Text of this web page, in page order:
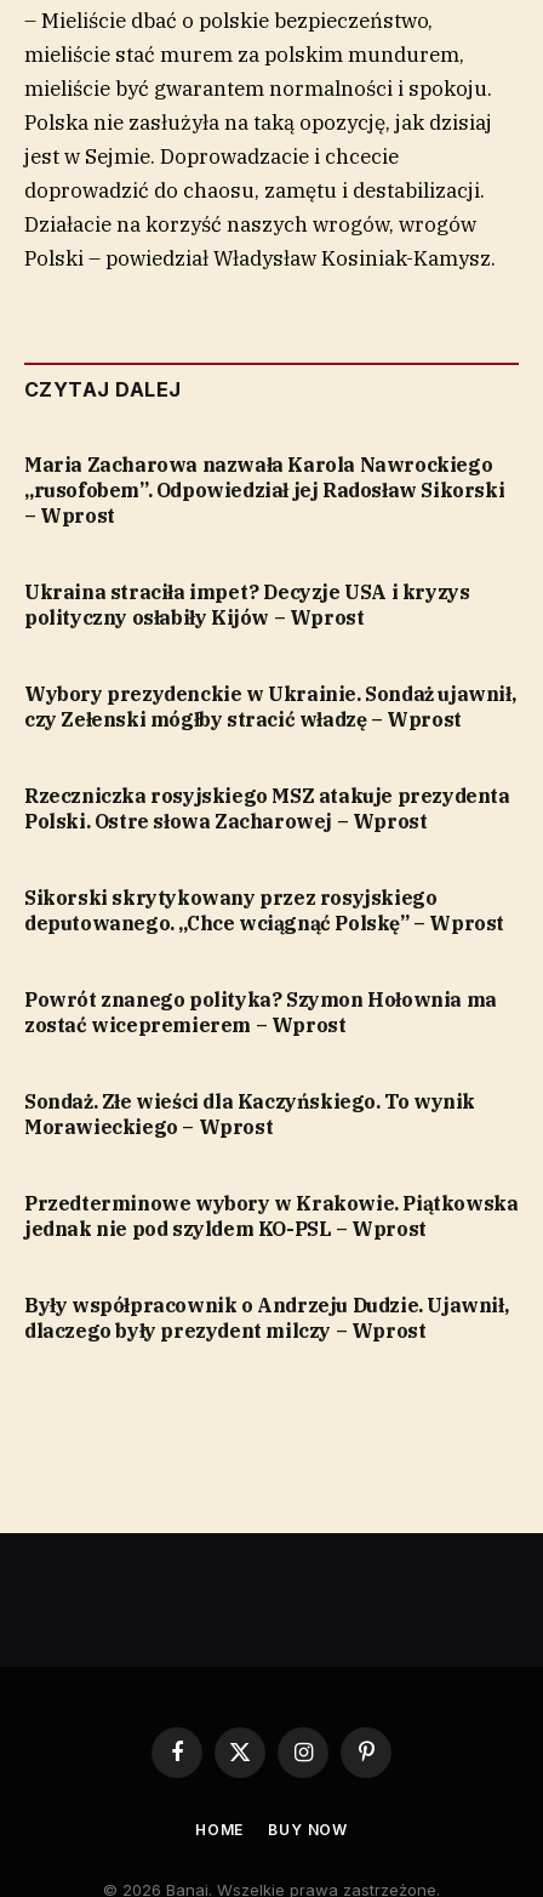
– Mieliście dbać o polskie bezpieczeństwo,
mieliście stać murem za polskim mundurem,
mieliście być gwarantem normalności i spokoju.
Polska nie zasłużyła na taką opozycję, jak dzisiaj
jest w Sejmie. Doprowadzacie i chcecie
doprowadzić do chaosu, zamętu i destabilizacji.
Działacie na korzyść naszych wrogów, wrogów
Polski – powiedział Władysław Kosiniak-Kamysz.
CZYTAJ DALEJ
Maria Zacharowa nazwała Karola Nawrockiego
„rusofobem”. Odpowiedział jej Radosław Sikorski
– Wprost
Ukraina straciła impet? Decyzje USA i kryzys
polityczny osłabiły Kijów – Wprost
Wybory prezydenckie w Ukrainie. Sondaż ujawnił,
czy Zełenski mógłby stracić władzę – Wprost
Rzeczniczka rosyjskiego MSZ atakuje prezydenta
Polski. Ostre słowa Zacharowej – Wprost
Sikorski skrytykowany przez rosyjskiego
deputowanego. „Chce wciągnąć Polskę” – Wprost
Powrót znanego polityka? Szymon Hołownia ma
zostać wicepremierem – Wprost
Sondaż. Złe wieści dla Kaczyńskiego. To wynik
Morawieckiego – Wprost
Przedterminowe wybory w Krakowie. Piątkowska
jednak nie pod szyldem KO-PSL – Wprost
Były współpracownik o Andrzeju Dudzie. Ujawnił,
dlaczego były prezydent milczy – Wprost
Facebook
X
(Twitter)
InstagramPinterest
HOME BUY NOW
© 2026 Banai. Wszelkie prawa zastrzeżone.